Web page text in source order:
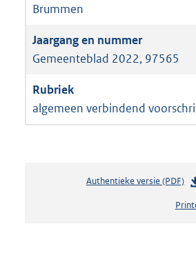
Brummen
Gemeenteblad 2022, 97565
algemeen verbindend
Authentieke versie (PDF)b
s